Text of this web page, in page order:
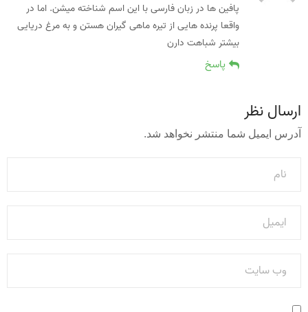
پافین ها در زبان فارسی با این اسم شناخته میشن. اما در
واقعا پرنده هایی از تیره ماهی گیران هستن و به مرغ دریایی
بیشتر شباهت دارن
پاسخ
ارسال نظر
آدرس ایمیل شما منتشر نخواهد شد.